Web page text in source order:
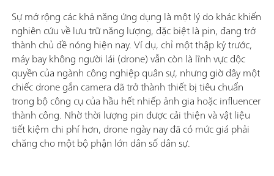
Sự mở rộng các khả năng ứng dụng là một lý do khác khiến
nghiên cứu về lưu trữ năng lượng, đặc biệt là pin, đang trở
thành chủ đề nóng hiện nay. Ví dụ, chỉ một thập kỷ trước,
máy bay không người lái (drone) vẫn còn là lĩnh vực độc
quyền của ngành công nghiệp quân sự, nhưng giờ đây một
chiếc drone gắn camera đã trở thành thiết bị tiêu chuẩn
trong bộ công cụ của hầu hết nhiếp ảnh gia hoặc influencer
thành công. Nhờ thời lượng pin được cải thiện và vật liệu
tiết kiệm chi phí hơn, drone ngày nay đã có mức giá phải
chăng cho một bộ phận lớn dân số dân sự.